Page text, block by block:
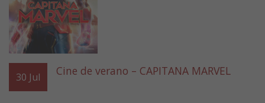
30 Jul Cine de verano – CAPITANA MARVEL